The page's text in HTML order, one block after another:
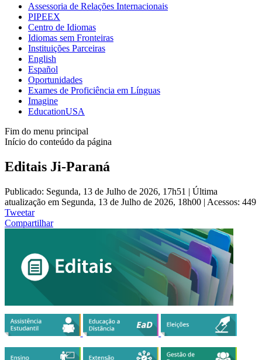
Assessoria de Relações Internacionais
PIPEEX
Centro de Idiomas
Idiomas sem Fronteiras
Instituições Parceiras
English
Español
Oportunidades
Exames de Proficiência em Línguas
Imagine
EducationUSA
Fim do menu principal
Início do conteúdo da página
Editais Ji-Paraná
Publicado: Segunda, 13 de Julho de 2026, 17h51 | Última
atualização em Segunda, 13 de Julho de 2026, 18h00 | Acessos: 449
Tweetar
Compartilhar